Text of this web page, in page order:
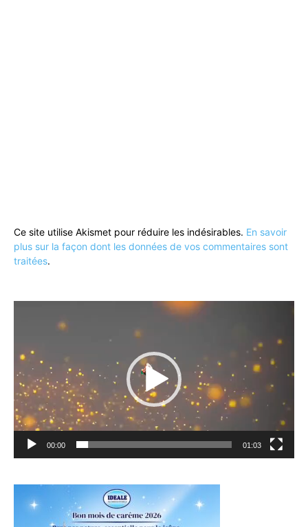
Ce site utilise Akismet pour réduire les indésirables. En savoir
plus sur la façon dont les données de vos commentaires sont
traitées.
00:00 01:03